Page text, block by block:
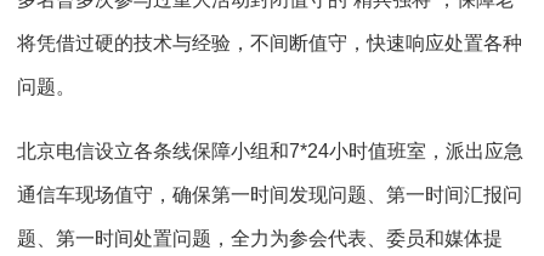
将凭借过硬的技术与经验，不间断值守，快速响应处置各种
问题。
北京电信设立各条线保障小组和7*24小时值班室，派出应急
通信车现场值守，确保第一时间发现问题、第一时间汇报问
题、第一时间处置问题，全力为参会代表、委员和媒体提